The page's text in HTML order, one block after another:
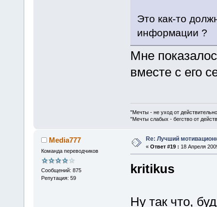
Это как-то
информации ?
Мне
вместе с его
"Мечты - не уход от
"Мечты слабых - бегство от
Media777
Команда переводчиков
Сообщений: 875
Репутация: 59
Re: Лучший
« Ответ #19 : 18 Апреля
kritikus
Ну так что,